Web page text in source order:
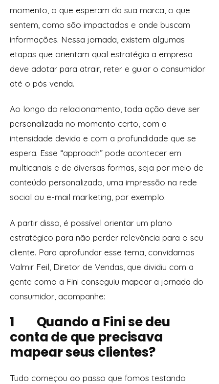
momento, o que esperam da sua marca, o que
sentem, como são impactados e onde buscam
informações. Nessa jornada, existem algumas
etapas que orientam qual estratégia a empresa
deve adotar para atrair, reter e guiar o consumidor
até o pós venda.
Ao longo do relacionamento, toda ação deve ser
personalizada no momento certo, com a
intensidade devida e com a profundidade que se
espera. Esse “approach” pode acontecer em
multicanais e de diversas formas, seja por meio de
conteúdo personalizado, uma impressão na rede
social ou e-mail marketing, por exemplo.
A partir disso, é possível orientar um plano
estratégico para não perder relevância para o seu
cliente. Para aprofundar esse tema, convidamos
Valmir Feil, Diretor de Vendas, que dividiu com a
gente como a Fini conseguiu mapear a jornada do
consumidor, acompanhe:
1 Quando a Fini se deu
conta de que precisava
mapear seus clientes?
Tudo começou ao passo que fomos testando